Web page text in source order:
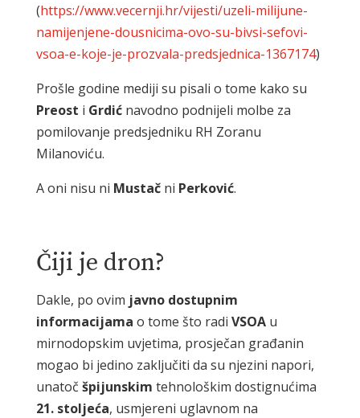
(https://www.vecernji.hr/vijesti/uzeli-milijune-
namijenjene-dousnicima-ovo-su-bivsi-sefovi-
vsoa-e-koje-je-prozvala-predsjednica-1367174)
Prošle godine mediji su pisali o tome kako su
Preost i Grdićnavodno podnijeli molbe za
pomilovanje predsjedniku RH Zoranu
Milanoviću.
A oni nisu ni Mustačni Perković.
Čiji je dron?
Dakle, po ovim javno dostupnim
informacijama o tome što radi VSOAu
mirnodopskim uvjetima, prosječan građanin
mogao bi jedino zaključiti da su njezini napori,
unatoč špijunskim tehnološkim dostignućima
21. stoljeća, usmjereni uglavnom na